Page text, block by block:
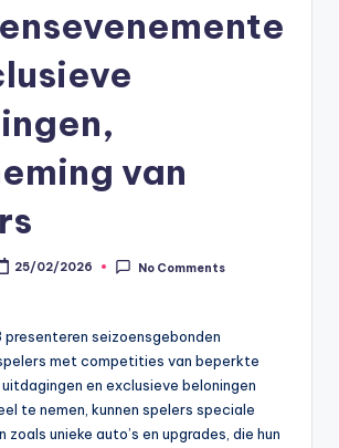
van
25/02/2026 No Comments
presenteren seizoensgebonden
met competities van beperkte
en exclusieve beloningen
te nemen, kunnen spelers speciale
zoals unieke auto’s en upgrades, die hun